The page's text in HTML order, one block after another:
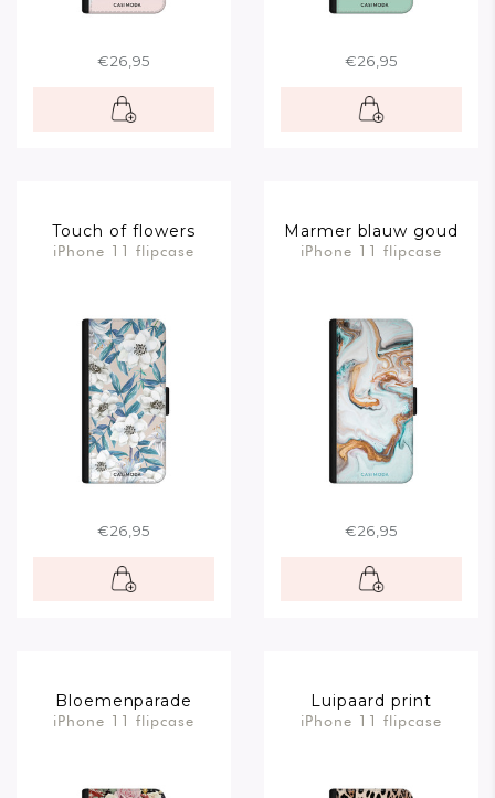
€26,95 €26,95
Touch of flowers
iPhone 11 flipcase
€26,95
Marmer blauw goud
iPhone 11 flipcase
€26,95
Bloemenparade
iPhone 11 flipcase
Luipaard print
iPhone 11 flipcase